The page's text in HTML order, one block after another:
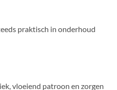
praktisch in onderhoud
vloeiend patroon en zorgen